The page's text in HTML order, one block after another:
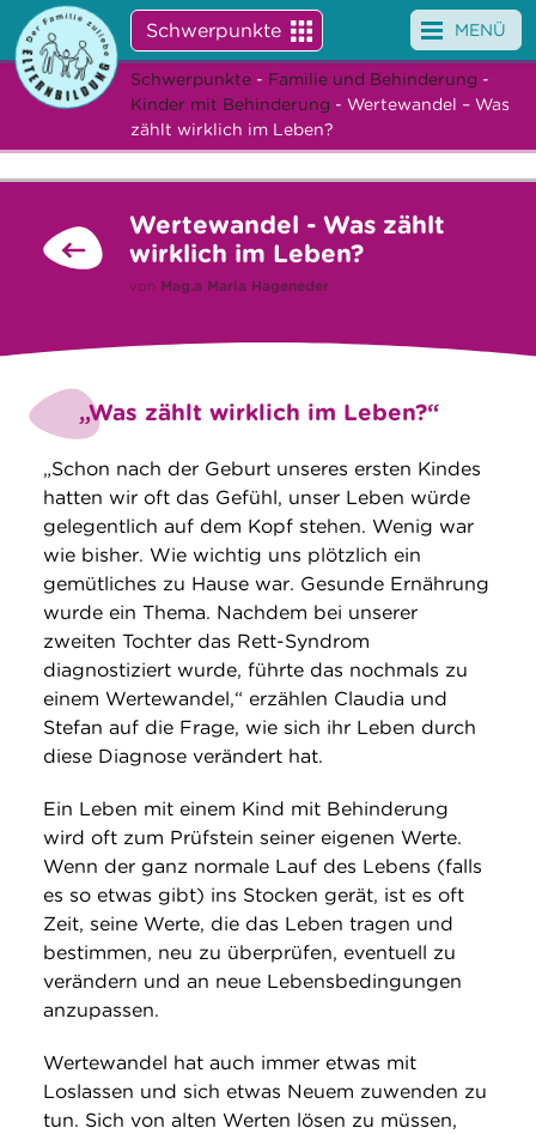
Schwerpunkte
Angebote
Veranstaltungen
Service
MENÜ
Schwerpunkte - Familie und Behinderung -
Kinder mit Behinderung - Wertewandel – Was
zählt wirklich im Leben?
Wertewandel - Was zählt
wirklich im Leben?
von Mag.a Maria Hageneder
„Was zählt wirklich im Leben?“
„Schon nach der Geburt unseres ersten Kindes
hatten wir oft das Gefühl, unser Leben würde
gelegentlich auf dem Kopf stehen. Wenig war
wie bisher. Wie wichtig uns plötzlich ein
gemütliches zu Hause war. Gesunde Ernährung
wurde ein Thema. Nachdem bei unserer
zweiten Tochter das Rett-Syndrom
diagnostiziert wurde, führte das nochmals zu
einem Wertewandel,“ erzählen Claudia und
Stefan auf die Frage, wie sich ihr Leben durch
diese Diagnose verändert hat.
Ein Leben mit einem Kind mit Behinderung
wird oft zum Prüfstein seiner eigenen Werte.
Wenn der ganz normale Lauf des Lebens (falls
es so etwas gibt) ins Stocken gerät, ist es oft
Zeit, seine Werte, die das Leben tragen und
bestimmen, neu zu überprüfen, eventuell zu
verändern und an neue Lebensbedingungen
anzupassen.
Wertewandel hat auch immer etwas mit
Loslassen und sich etwas Neuem zuwenden zu
tun. Sich von alten Werten lösen zu müssen,